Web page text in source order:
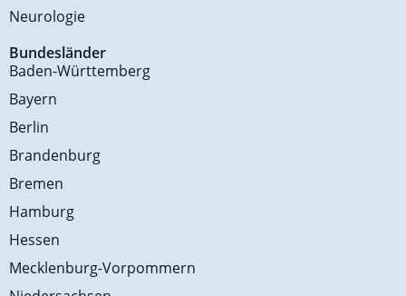
Neurologie
Bundesländer
Baden-Württemberg
Bayern
Berlin
Brandenburg
Bremen
Hamburg
Hessen
Mecklenburg-Vorpommern